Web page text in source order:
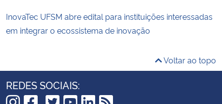
InovaTec UFSM abre edital para instituições interessadas
em integrar o ecossistema de inovação
Voltar ao topo
REDES SOCIAIS: